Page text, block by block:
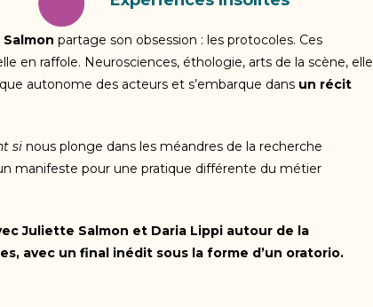
partage son obsession : les protocoles. Ces
en raffole. Neurosciences, éthologie, arts de la scène, elle
autonome des acteurs et s’embarque dans un récit
si nous plonge dans les méandres de la recherche
manifeste pour une pratique différente du métier
Juliette Salmon et Daria Lippi autour de la
avec un final inédit sous la forme d’un oratorio.